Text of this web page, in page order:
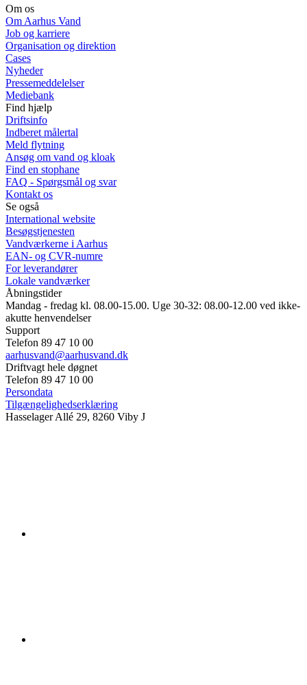
Om os
Om Aarhus Vand
Job og karriere
Organisation og direktion
Cases
Nyheder
Pressemeddelelser
Mediebank
Find hjælp
Driftsinfo
Indberet målertal
Meld flytning
Ansøg om vand og kloak
Find en stophane
FAQ - Spørgsmål og svar
Kontakt os
Se også
International website
Besøgstjenesten
Vandværkerne i Aarhus
EAN- og CVR-numre
For leverandører
Lokale vandværker
Åbningstider
Mandag - fredag kl. 08.00-15.00. Uge 30-32: 08.00-12.00 ved ikke-
akutte henvendelser
Support
Telefon 89 47 10 00
aarhusvand@aarhusvand.dk
Driftvagt hele døgnet
Telefon 89 47 10 00
Persondata
Tilgængelighedserklæring
Hasselager Allé 29, 8260 Viby J